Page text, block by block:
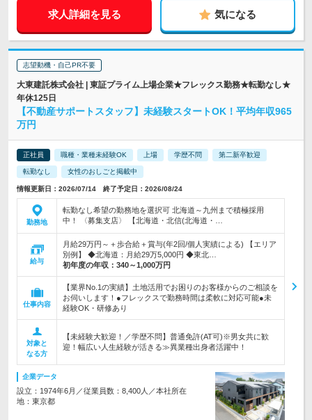
求人詳細を見る 気になる
志望動機・自己PR不要
大東建託株式会社 | 東証プライム上場企業★フレックス勤務★転勤なし★
年休125日
【不動産サポートスタッフ】未経験スタートOK！平均年収965
万円
正社員 職種・業種未経験OK 上場 学歴不問 第二新卒歓迎
転勤なし 女性のおしごと掲載中
情報更新日：2026/07/14 終了予定日：2026/08/24
勤務地
転勤なし希望の勤務地を選択可 北海道～九州まで積極採用
中！ 〈募集支店〉 【北海道・北信(北海道・…
給与
月給29万円～＋歩合給＋賞与(年2回/個人実績による) 【エリア
別例】 ◆北海道：月給29万5,000円 ◆東北…
初年度の年収： 340～1,000万円
仕事内容
【業界No.1の実績】土地活用でお困りのお客様からのご相談を
お伺いします！●フレックスで勤務時間は柔軟に対応可能●未
経験OK・研修あり
対象と
なる方
【未経験大歓迎！／学歴不問】普通免許(AT可)※男女共に歓
迎！幅広い人生経験が活きる≫異業種出身者活躍中！
企業データ
設立：1974年6月／従業員数：8,400人／本社所在
地：東京都